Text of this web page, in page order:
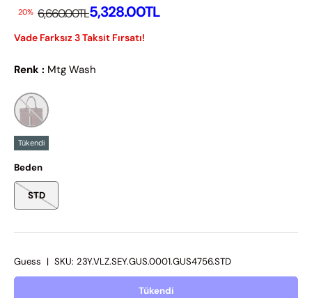
20% İndirimsiz Fiyat
6,660.00TLİndirimli Fiyatı
5,328.00TL
Vade Farksız 3 Taksit Fırsatı!
Renk : Mtg Wash
Tükendi
Beden
STD
Guess | SKU: 23Y.VLZ.SEY.GUS.0001.GUS4756.STD
Tükendi